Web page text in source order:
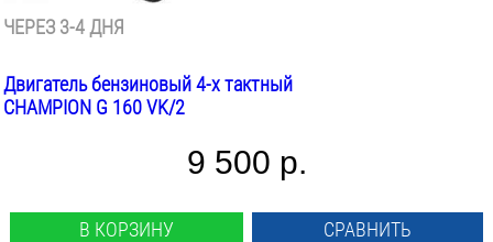
ЧЕРЕЗ 3-4 ДНЯ
Двигатель бензиновый 4-х тактный
CHAMPION G 160 VK/2
9 500 р.
В КОРЗИНУ СРАВНИТЬ